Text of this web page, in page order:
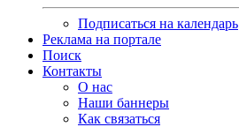
Подписаться на календарь
Реклама на портале
Поиск
Контакты
О нас
Наши баннеры
Как связаться